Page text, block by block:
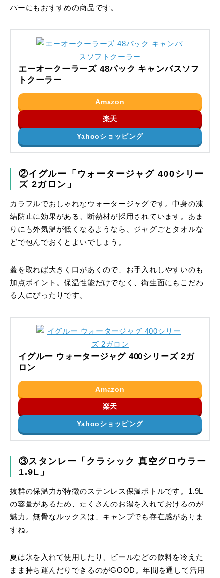
パーにもおすすめの商品です。
エーオークーラーズ 48パック キャンバスソフ
トクーラー
Amazon
楽天
Yahooショッピング
②イグルー「ウォータージャグ 400シリー
ズ 2ガロン」
カラフルでおしゃれなウォータージャグです。中身の凍
結防止に効果がある、断熱材が採用されています。あま
りにも外気温が低くなるようなら、ジャグごとタオルな
どで包んでおくとよいでしょう。
蓋を取れば大きく口があくので、お手入れしやすいのも
加点ポイント。保温性能だけでなく、衛生面にもこだわ
る人にぴったりです。
イグルー ウォータージャグ 400シリーズ 2ガ
ロン
Amazon
楽天
Yahooショッピング
③スタンレー「クラシック 真空グロウラー
1.9L」
抜群の保温力が特徴のステンレス保温ボトルです。1.9L
の容量があるため、たくさんのお湯を入れておけるのが
魅力。無骨なルックスは、キャンプでも存在感がありま
すね。
夏は氷を入れて使用したり、ビールなどの飲料を冷えた
まま持ち運んだりできるのがGOOD。年間を通して活用